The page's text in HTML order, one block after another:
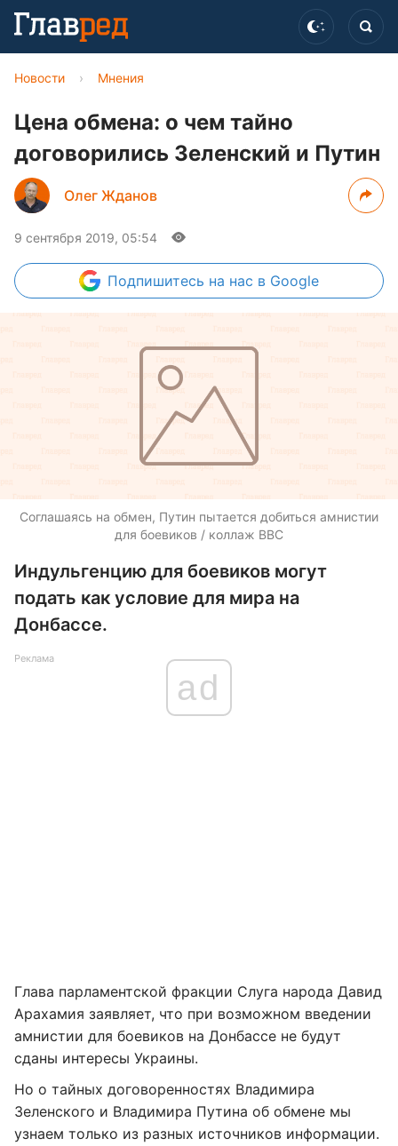
Новости › Мнения
Цена обмена: о чем тайно
договорились Зеленский и Путин
Олег Жданов
9 сентября 2019, 05:54
Подпишитесь на нас в Google
Соглашаясь на обмен, Путин пытается добиться амнистии
для боевиков / коллаж ВВС
Индульгенцию для боевиков могут
подать как условие для мира на
Донбассе.
Реклама
ad
Глава парламентской фракции Слуга народа Давид
Арахамия заявляет, что при возможном введении
амнистии для боевиков на Донбассе не будут
сданы интересы Украины.
Но о тайных договоренностях Владимира
Зеленского и Владимира Путина об обмене мы
узнаем только из разных источников информации.